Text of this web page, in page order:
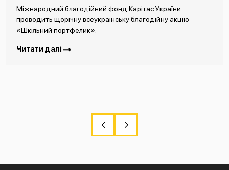
Міжнародний благодійний фонд Карітас України
проводить щорічну всеукраїнську благодійну акцію
«Шкільний портфелик».
Читати далі